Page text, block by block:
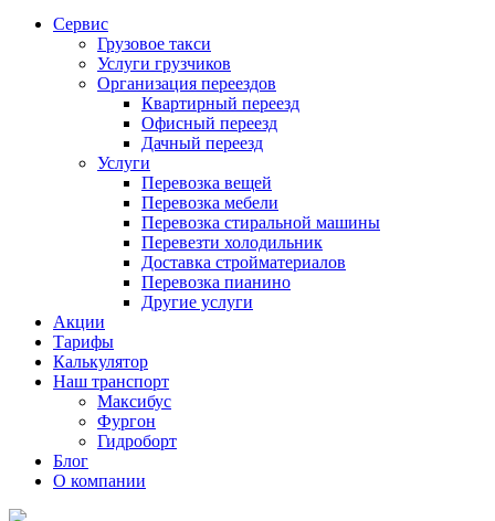
Сервис
Грузовое такси
Услуги грузчиков
Организация переездов
Квартирный переезд
Офисный переезд
Дачный переезд
Услуги
Перевозка вещей
Перевозка мебели
Перевозка стиральной машины
Перевезти холодильник
Доставка стройматериалов
Перевозка пианино
Другие услуги
Акции
Тарифы
Калькулятор
Наш транспорт
Максибус
Фургон
Гидроборт
Блог
О компании